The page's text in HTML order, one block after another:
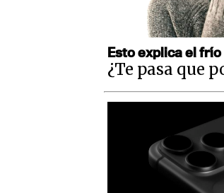
Esto explica el frío
¿Te pasa que